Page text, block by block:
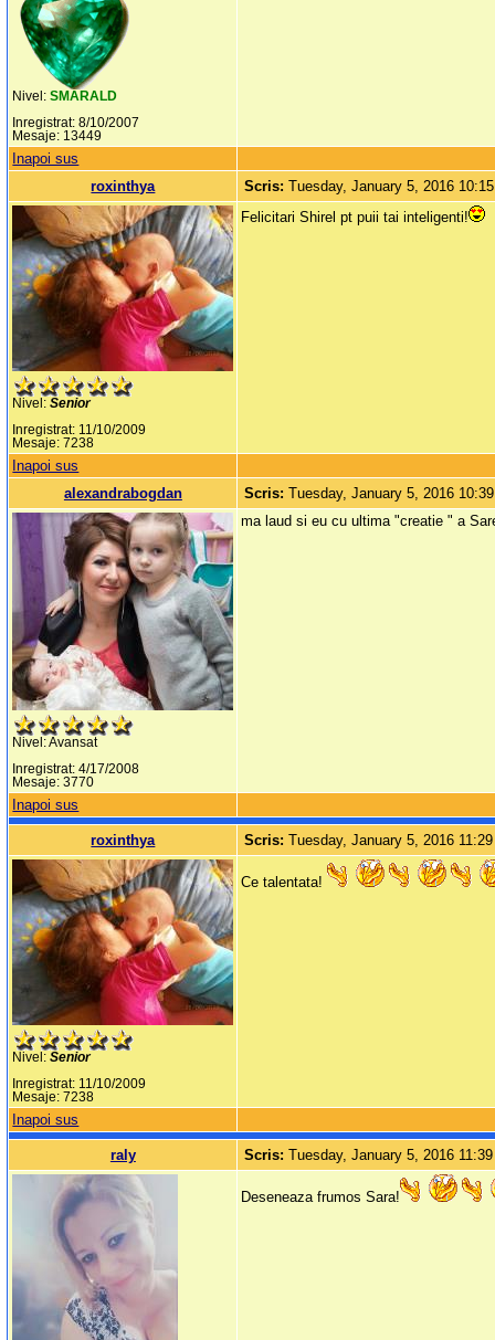
Nivel:SMARALD
Inregistrat: 8/10/2007
Mesaje: 13449
Inapoi sus
roxinthya
Scris:Tuesday, January 5, 2016
Nivel:Senior
Inregistrat: 11/10/2009
Mesaje: 7238
Felicitari Shirel pt puii tai inteligenti!
Inapoi sus
alexandrabogdan
Scris:Tuesday, January 5, 2016
Nivel: Avansat
Inregistrat: 4/17/2008
Mesaje: 3770
ma laud si eu cu ultima "creatie " a
Inapoi sus
roxinthya Scris:Tuesday, January 5, 2016
Nivel:Senior
Inregistrat: 11/10/2009
Mesaje: 7238
Ce talentata!
Inapoi sus
raly Scris:Tuesday, January 5, 2016
Deseneaza frumos Sara!